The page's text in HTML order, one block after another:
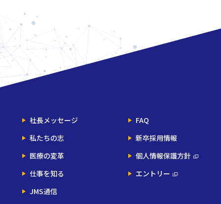
社長メッセージ
私たちの志
医療の変革
仕事を知る
JMS通信
FAQ
新卒採用情報
個人情報保護方針
エントリー